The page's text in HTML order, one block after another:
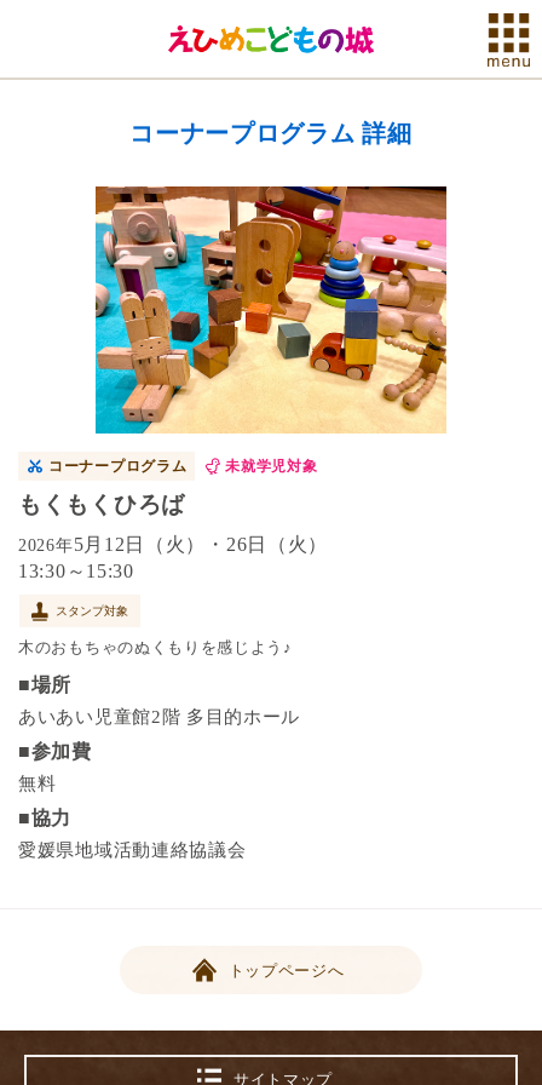
コーナープログラム 詳細
コーナープログラム 未就学児対象
もくもくひろば
2026年5月12日（火）・26日（火）
13:30～15:30
スタンプ対象
木のおもちゃのぬくもりを感じよう♪
■場所
あいあい児童館2階 多目的ホール
■参加費
無料
■協力
愛媛県地域活動連絡協議会
トップページへ
サイトマップ